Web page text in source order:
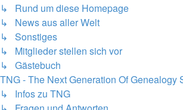
↳ Rund um diese Homepage
↳ News aus aller Welt
↳ Sonstiges
↳ Mitglieder stellen sich vor
↳ Gästebuch
TNG - The Next Generation Of Genealogy
↳ Infos zu TNG